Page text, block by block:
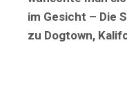
im Gesicht – Die
zu Dogtown,